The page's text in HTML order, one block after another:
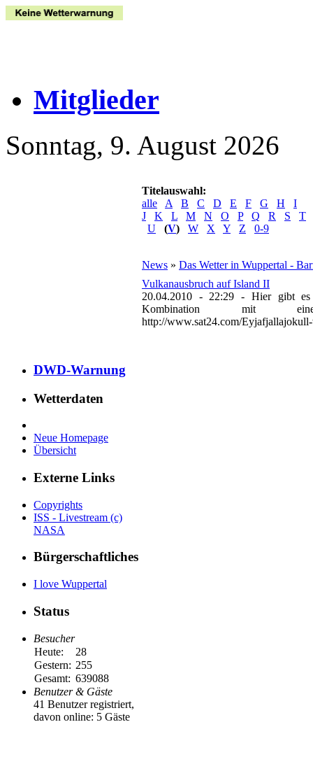
Mitglieder
Sonntag, 9. August 2026
DWD-Warnung
Wetterdaten
Neue Homepage
Übersicht
Externe Links
Copyrights
ISS - Livestream (c)
NASA
Bürgerschaftliches
I love Wuppertal
Status
Besucher
Heute:
28
Gestern: 255
Gesamt: 639088
Benutzer & Gäste
41 Benutzer registriert,
davon online: 5 Gäste
Titelauswahl:
alle
A B C D E F G H
I
J
K L M N O P Q R S
T
U
(V) W X Y Z 0-9
News » Das Wetter in Wuppertal -
Vulkanausbruch auf Island II
20.04.2010 - 22:29 - Hier gibt
Kombination mit
http://www.sat24.com/